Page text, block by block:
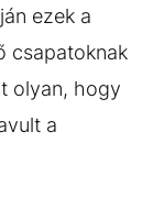
ezek a
csapatoknak
olyan, hogy
a